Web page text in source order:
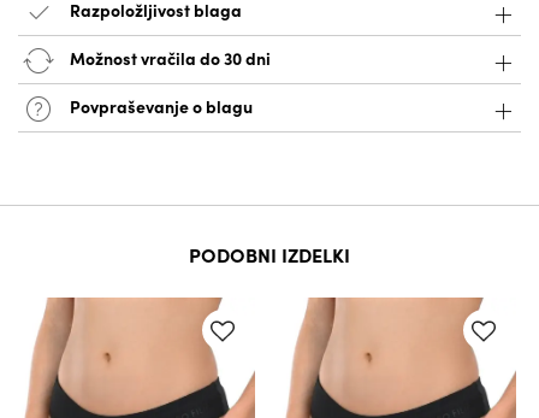
Razpoložljivost blaga
Možnost vračila do 30 dni
Povpraševanje o blagu
PODOBNI IZDELKI